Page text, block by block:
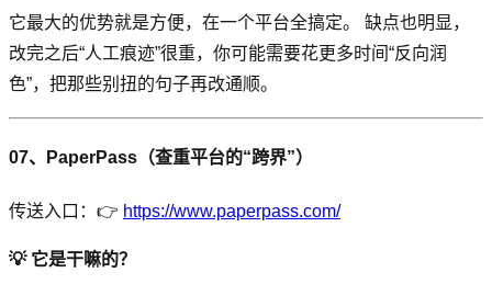
它最大的优势就是方便，在一个平台全搞定。 缺点也明显，
改完之后“人工痕迹”很重，你可能需要花更多时间“反向润
色”，把那些别扭的句子再改通顺。
07、PaperPass（查重平台的“跨界”）
传送入口：👉 https://www.paperpass.com/
💡 它是干嘛的？